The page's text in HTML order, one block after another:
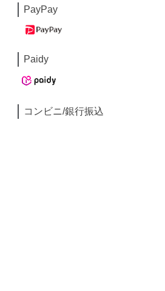
PayPay
Paidy
コンビニ/銀行振込